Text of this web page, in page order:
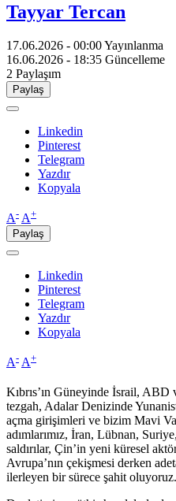
Tayyar Tercan
17.06.2026 - 00:00Yayınlanma
16.06.2026 - 18:35 Güncelleme
2 Paylaşım
Paylaş
Linkedin
Pinterest
Telegram
Yazdır
Kopyala
A- A+
Paylaş
Linkedin
Pinterest
Telegram
Yazdır
Kopyala
A- A+
Kıbrıs’ın Güneyinde İsrail, ABD
tezgah, Adalar Denizinde
açma girişimleri ve bizim Mavi
adımlarımız, İran, Lübnan,
saldırılar, Çin’in yeni küresel
Avrupa’nın çekişmesi derken
ilerleyen bir sürece şahit oluyoruz.